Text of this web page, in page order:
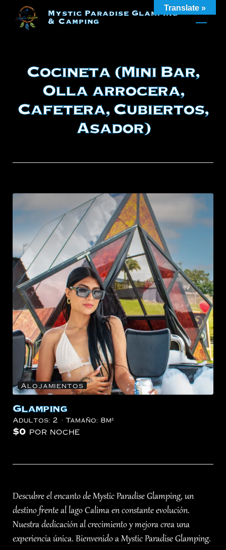
Skip
content
Mystic Paradise Glamping
& Camping
Cocineta (Mini Bar,
Olla arrocera,
Cafetera, Cubiertos,
Asador)
Alojamientos
Glamping
Adultos: 2 Tamaño: 8m²
$0 por noche
Descubre el encanto de Mystic Paradise Glamping, un
destino frente al lago Calima en constante evolución.
Nuestra dedicación al crecimiento y mejora crea una
experiencia única. Bienvenido a Mystic Paradise Glamping.
Translate »